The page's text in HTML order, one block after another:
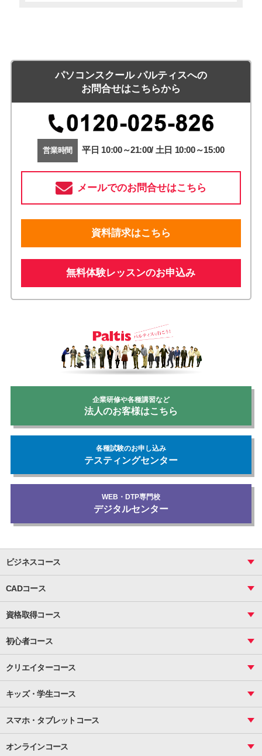
パソコンスクール パルティスへの
お問合せはこちらから
営業時間 平日 10:00～21:00/ 土日 10:00～15:00
メールでのお問合せはこちら
資料請求はこちら
無料体験レッスンのお申込み
企業研修や各種講習など
法人のお客様はこちら
各種試験のお申し込み
テスティングセンター
WEB・DTP専門校
デジタルセンター
ビジネスコース
関数
ピボットテーブル
マクロ
資料作成（基礎）
資料作成（応用）
プレゼンスキル
Word
文書作成（応用）
CADコース
図面作成（基礎）
図面作成（応用）
資格取得コース
VBAエキスパート
ビジネス統計
CS
サーティファイ
初心者コース
案内文書・レター・はがき・POP作成
インターネット活用
メール活用
クリエイターコース
基礎
応用
Illustrator
基礎
応用
キッズ・学生コース
プライマリー（年長～小２）
スタンダード（小３～小６）
マインクラフト（年長～小６）
スマホ・タブレットコース
初めてのLINE
オンラインコース